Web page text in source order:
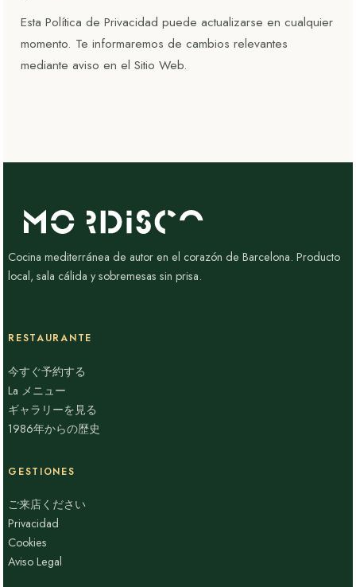
Esta Política de Privacidad puede actualizarse en cualquier
momento. Te informaremos de cambios relevantes
mediante aviso en el Sitio Web.
Cocina mediterránea de autor en el corazón de Barcelona. Producto
local, sala cálida y sobremesas sin prisa.
RESTAURANTE
今すぐ予約する
La メニュー
ギャラリーを見る
1986年からの歴史
GESTIONES
ご来店ください
Privacidad
Cookies
Aviso Legal